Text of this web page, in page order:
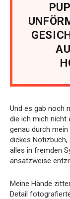
Und es gab noch
die ich mich nicht
genau durch
dickes Notizbuch,
alles in fremden
ansatzweise
Meine Hände
Detail